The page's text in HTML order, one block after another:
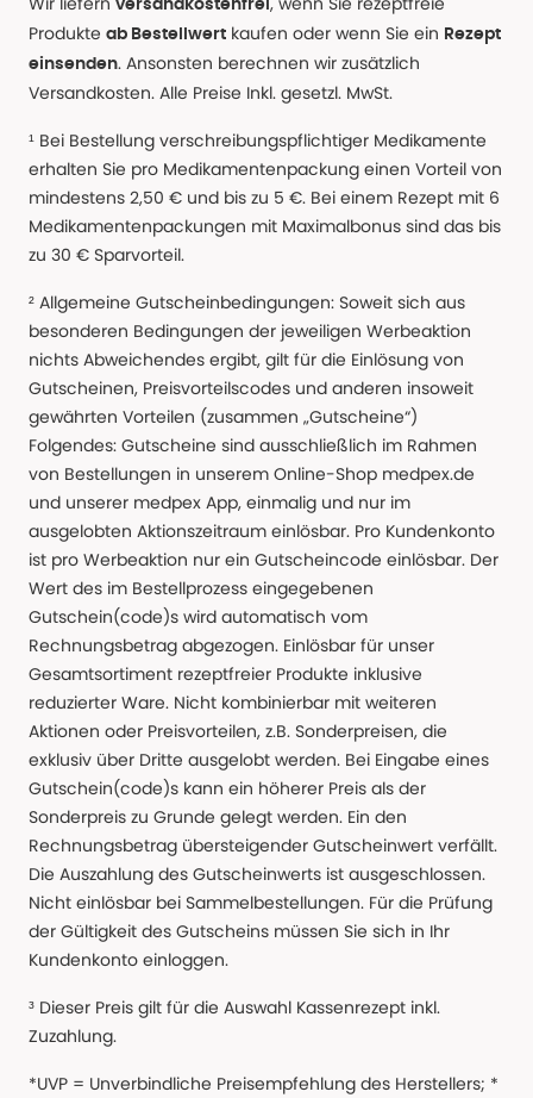
versandkostenfrei
Produkte ab Bestellwert kaufen oder wenn Sie ein Rezept
einsenden. Ansonsten berechnen wir zusätzlich
Versandkosten. Alle Preise Inkl. gesetzl. MwSt.
¹ Bei Bestellung verschreibungspflichtiger Medikamente
erhalten Sie pro Medikamentenpackung einen Vorteil von
mindestens 2,50 € und bis zu 5 €. Bei einem Rezept mit 6
Medikamentenpackungen mit Maximalbonus sind das bis
zu 30 € Sparvorteil.
² Allgemeine Gutscheinbedingungen: Soweit sich aus
besonderen Bedingungen der jeweiligen Werbeaktion
nichts Abweichendes ergibt, gilt für die Einlösung von
Gutscheinen, Preisvorteilscodes und anderen insoweit
gewährten Vorteilen (zusammen „Gutscheine“)
Folgendes: Gutscheine sind ausschließlich im Rahmen
von Bestellungen in unserem Online-Shop medpex.de
und unserer medpex App, einmalig und nur im
ausgelobten Aktionszeitraum einlösbar. Pro Kundenkonto
ist pro Werbeaktion nur ein Gutscheincode einlösbar. Der
Wert des im Bestellprozess eingegebenen
Gutschein(code)s wird automatisch vom
Rechnungsbetrag abgezogen. Einlösbar für unser
Gesamtsortiment rezeptfreier Produkte inklusive
reduzierter Ware. Nicht kombinierbar mit weiteren
Aktionen oder Preisvorteilen, z.B. Sonderpreisen, die
exklusiv über Dritte ausgelobt werden. Bei Eingabe eines
Gutschein(code)s kann ein höherer Preis als der
Sonderpreis zu Grunde gelegt werden. Ein den
Rechnungsbetrag übersteigender Gutscheinwert verfällt.
Die Auszahlung des Gutscheinwerts ist ausgeschlossen.
Nicht einlösbar bei Sammelbestellungen. Für die Prüfung
der Gültigkeit des Gutscheins müssen Sie sich in Ihr
Kundenkonto einloggen.
³ Dieser Preis gilt für die Auswahl Kassenrezept inkl.
Zuzahlung.
*UVP = Unverbindliche Preisempfehlung des Herstellers; *